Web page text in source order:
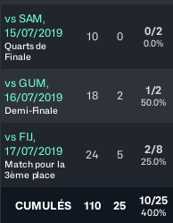
vs SAM,
15/07/2019
Quarts de
Finale
10 0 0/2
0.0%
vs GUM,
16/07/2019
Demi-Finale
18 2 1/2
50.0%
vs FIJ,
17/07/2019
Match pour la
3ème place
24 5 2/8
25.0%
CUMULÉS 110 25 10/25
40.0%